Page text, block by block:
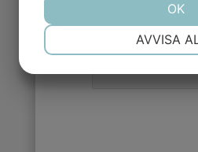
MARKNADSFÖRING
AVVISA
OK